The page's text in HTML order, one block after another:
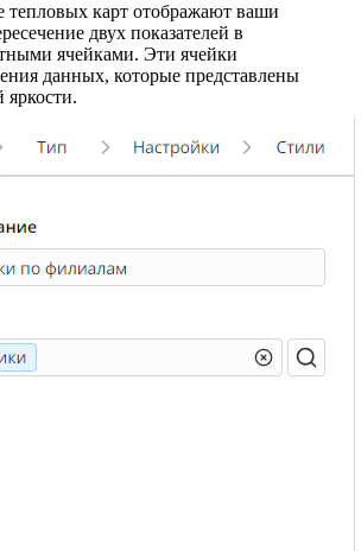
тепловых карт отображают ваши
двух показателей в
ячейками. Эти ячейки
данных, которые представлены
яркости.